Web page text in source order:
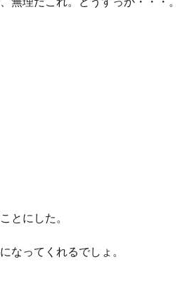
とにした。
なってくれるでしょ。